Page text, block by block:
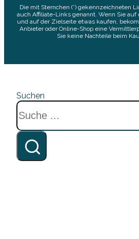
Die mit Sternchen (*) gekennzeichneten
auch Affiliate-Links genannt. Wenn Sie
und auf der Zielseite etwas kaufen,
Anbieter oder Online-Shop eine
Sie keine Nachteile beim
Suchen